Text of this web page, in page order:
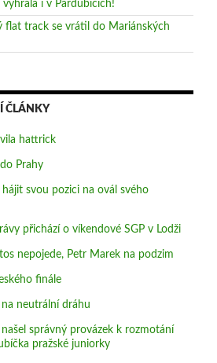
vyhrála i v Pardubicích!
flat track se vrátil do Mariánských
ČLÁNKY
hattrick
Prahy
hájit svou pozici na ovál svého
přichází o víkendové SGP v Lodži
nepojede, Petr Marek na podzim
finále
neutrální dráhu
správný provázek k rozmotání
pražské juniorky